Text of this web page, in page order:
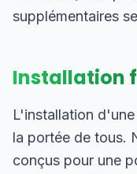
supplémentaires
Installation
L'installation
la portée de tous.
conçus pour une